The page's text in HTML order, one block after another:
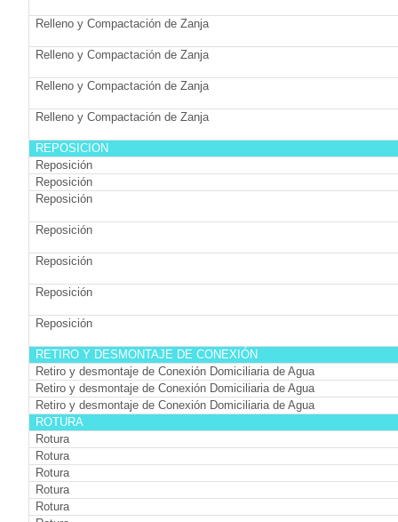
Relleno y Compactación de Zanja
Relleno y Compactación de Zanja
Relleno y Compactación de Zanja
Relleno y Compactación de Zanja
REPOSICION
Reposición
Reposición
Reposición
Reposición
Reposición
Reposición
Reposición
RETIRO Y DESMONTAJE DE CONEXIÓN
Retiro y desmontaje de Conexión Domiciliaria de Agua
Retiro y desmontaje de Conexión Domiciliaria de Agua
Retiro y desmontaje de Conexión Domiciliaria de Agua
ROTURA
Rotura
Rotura
Rotura
Rotura
Rotura